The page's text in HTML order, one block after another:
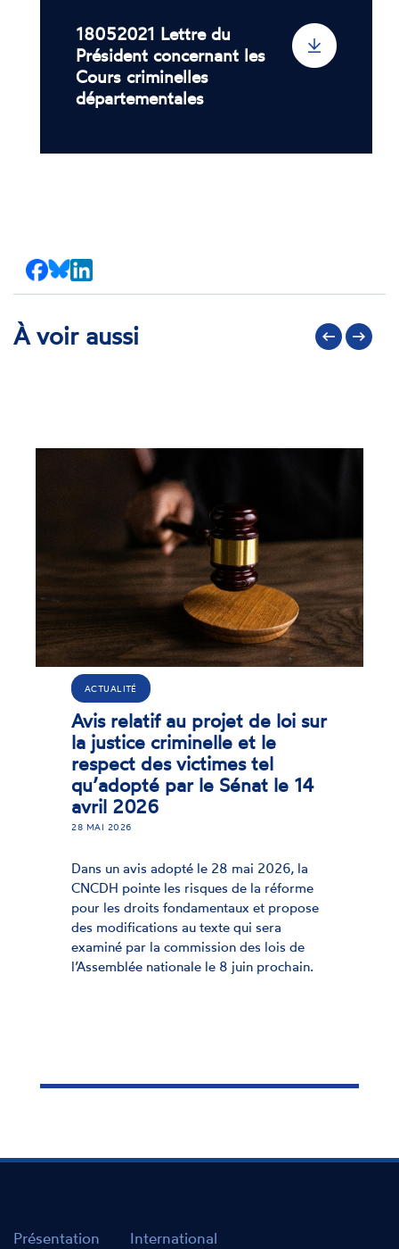
18052021 Lettre du
Président concernant les
Cours criminelles
départementales
Facebook
Bluesky
À voir aussi
ACTUALITÉ
Avis relatif au projet de loi sur
la justice criminelle et le
respect des victimes tel
qu’adopté par le Sénat le 14
avril 2026
28 MAI 2026
Dans un avis adopté le 28 mai 2026, la
CNCDH pointe les risques de la réforme
pour les droits fondamentaux et propose
des modifications au texte qui sera
examiné par la commission des lois de
l’Assemblée nationale le 8 juin prochain.
Présentation International